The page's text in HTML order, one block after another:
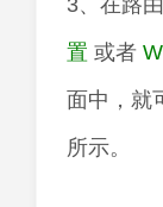
3、在路
置 或者
面中，就
所示。